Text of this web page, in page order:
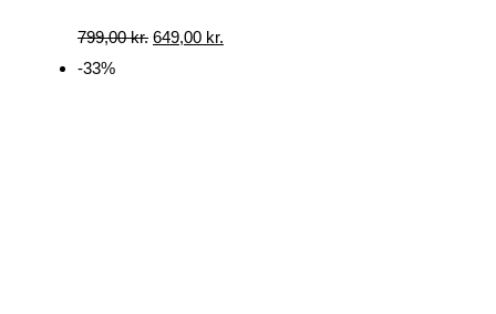
799,00kr. Den
649,00 kr.
-33%